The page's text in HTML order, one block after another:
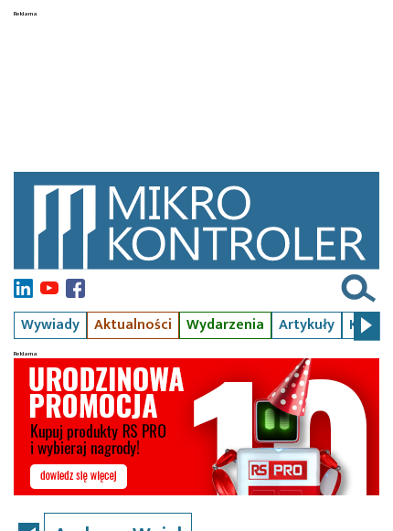
Wywiady Aktualności Wydarzenia Artykuły Kursy